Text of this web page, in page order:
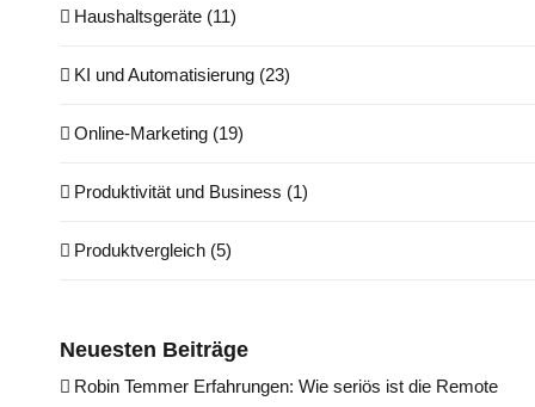
Haushaltsgeräte (11)
KI und Automatisierung (23)
Online-Marketing (19)
Produktivität und Business (1)
Produktvergleich (5)
Neuesten Beiträge
Robin Temmer Erfahrungen: Wie seriös ist die Remote